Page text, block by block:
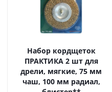
Набор кордщеток
ПРАКТИКА 2 шт для
дрели, мягкие, 75 мм
чаш, 100 мм радиал,